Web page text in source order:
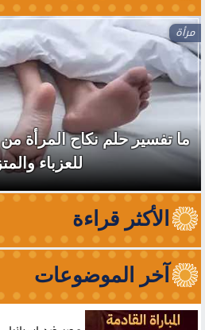
مرأة
ما تفسير حلم نكاح المرأة من
للعزباء
الأكثر قراءة
آخر الموضوعات